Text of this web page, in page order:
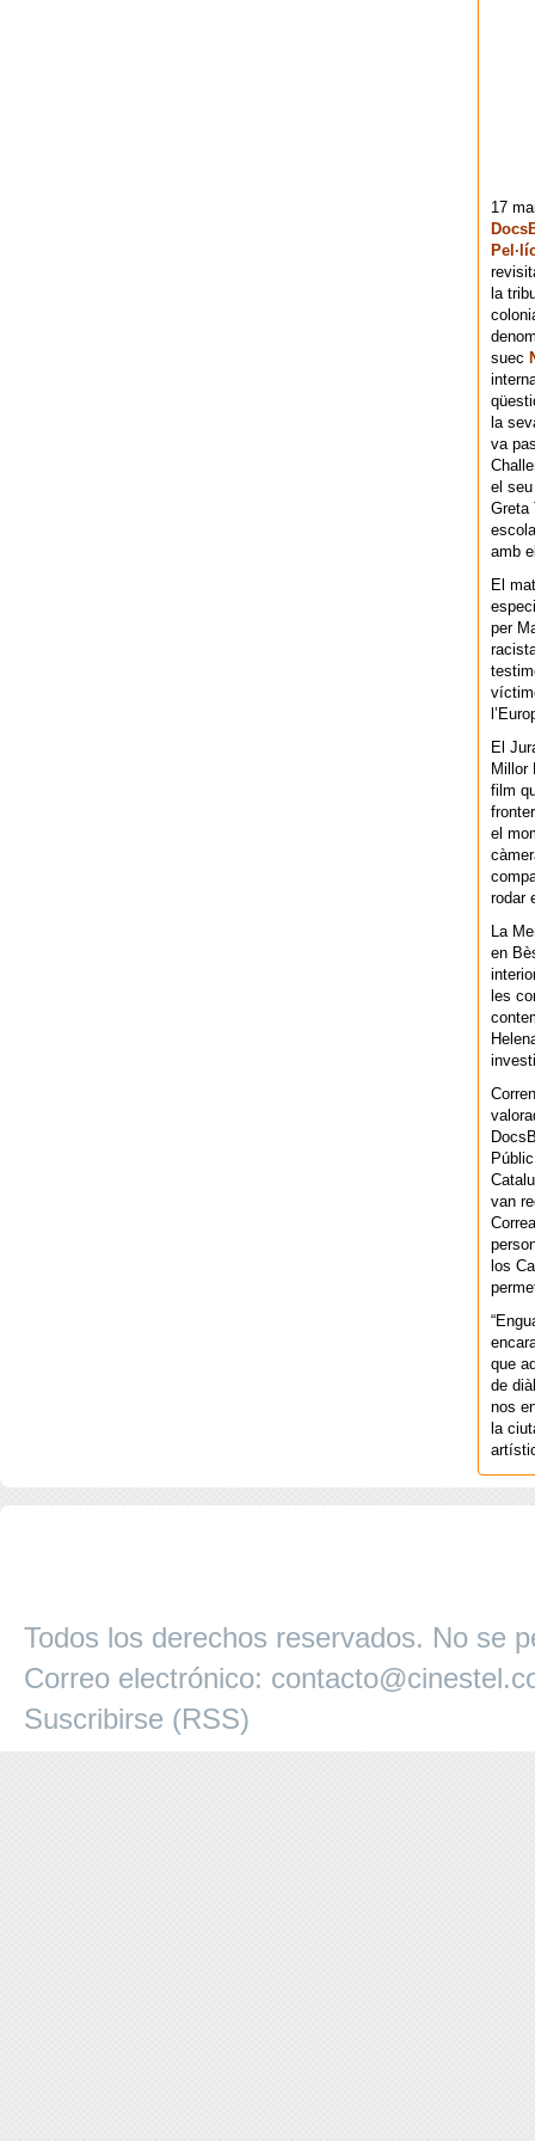
17
la
suec
la
va
el
Greta
amb
El
per
El
Millor
film
el
rodar
La
en
les
van
los
que
de
nos
la
Todos los derechos reservados. No se
Correo electrónico:
Suscribirse (RSS)